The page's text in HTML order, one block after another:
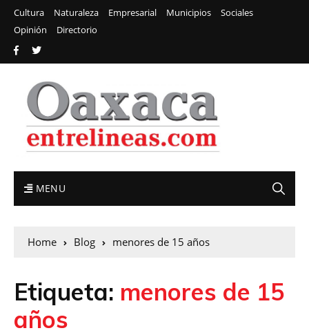
Cultura Naturaleza Empresarial Municipios
Sociales
Opinión
Directorio
MENU
Home Blog menores de 15 años
Etiqueta: menores de 15
años